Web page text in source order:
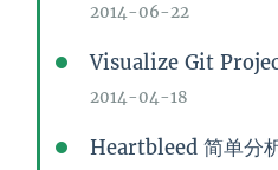
2014-06-22
Visualize Git
2014-04-18
Heartbleed 简单分